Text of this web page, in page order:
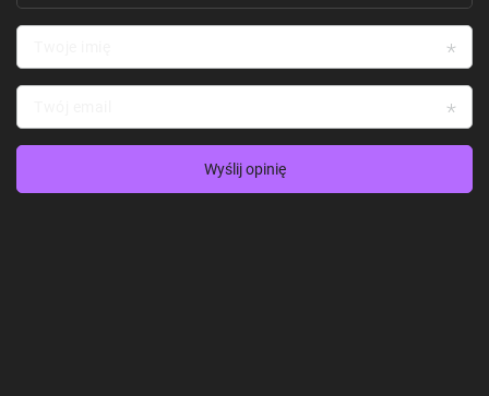
Wyślij opinię